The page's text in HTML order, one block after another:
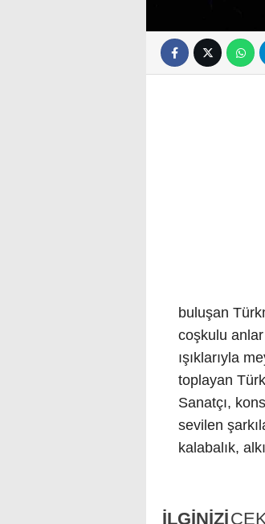
buluşan
coşkulu
ışıklarıyla
toplayan
Sanatçı,
sevilen
kalabalık,
İLGİNİZİ